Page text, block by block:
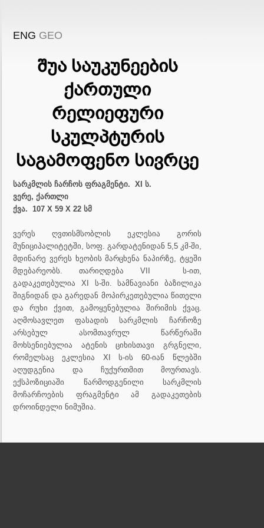
ENG GEO
შუა საუკუნეების
ქართული
რელიეფური
სკულპტურის
საგამოფენო სივრცე
სარკმლის ჩარჩოს ფრაგმენტი. XI ს.
ვერე, ქართლი
ქვა. 107 X 59 X 22 სმ
ვერეს ღვთისმსობლის ეკლესია გორის
მუნიციპალიტეტში, სოფ. გარდატენიდან 5,5 კმ-ში,
მდინარე ვერეს ხეობის მარცხენა ნაპირზე, ტყეში
მდებარეობს. თარიღდება VII ს-ით,
გადაკეთებულია XI ს-ში. სამნავიანი ბაზილიკა
შიგნიდან და გარედან მოპირკეთებულია წითელი
და რუხი ქვით, გამოყენებულია შირიმის ქვაც.
აღმოსავლეთ ფასადის სარკმლის ჩარჩოზე
არსებულ ასომთავრულ წარწერაში
მოხსენიებულია ატენის ციხისთავი გრგნელი,
რომელსაც ეკლესია XI ს-ის 60-იან წლებში
აღუდგენია და ჩუქურთმით მოურთავს.
ექსპოზიციაში წარმოდგენილი სარკმლის
მოჩარჩოების ფრაგმენტი ამ გადაკეთების
დროინდელი ნიმუშია.